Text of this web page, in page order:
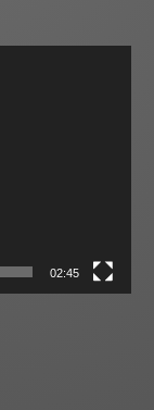
02:45